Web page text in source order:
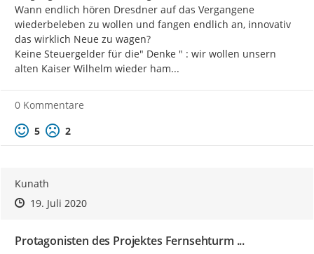
Wann endlich hören Dresdner auf das Vergangene
wiederbeleben zu wollen und fangen endlich an, innovativ
das wirklich Neue zu wagen?
Keine Steuergelder für die" Denke " : wir wollen unsern
alten Kaiser Wilhelm wieder ham...
0 Kommentare
Positive Bewertung
5 Negative Bewertung
2
Kunath
Zeitpunkt des Erstellens
Zeitpunkt des Erstellens
19. Juli 2020Zur Äußerung
Protagonisten des Projektes Fernsehturm ...